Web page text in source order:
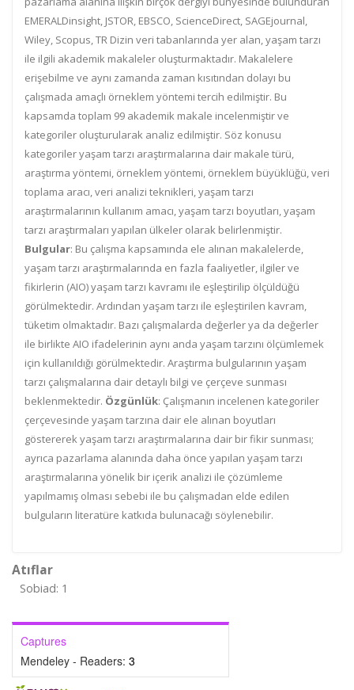
EMERALDinsight, JSTOR, EBSCO, ScienceDirect, SAGEjournal,
Wiley, Scopus, TR Dizin veri tabanlarında yer alan, yaşam tarzı
ile ilgili akademik makaleler oluşturmaktadır. Makalelere
erişebilme ve aynı zamanda zaman kısıtından dolayı bu
çalışmada amaçlı örneklem yöntemi tercih edilmiştir. Bu
kapsamda toplam 99 akademik makale incelenmiştir ve
kategoriler oluşturularak analiz edilmiştir. Söz konusu
kategoriler yaşam tarzı araştırmalarına dair makale türü,
araştırma yöntemi, örneklem yöntemi, örneklem büyüklüğü, veri
toplama aracı, veri analizi teknikleri, yaşam tarzı
araştırmalarının kullanım amacı, yaşam tarzı boyutları, yaşam
tarzı araştırmaları yapılan ülkeler olarak belirlenmiştir.
Bulgular: Bu çalışma kapsamında ele alınan makalelerde,
yaşam tarzı araştırmalarında en fazla faaliyetler, ilgiler ve
fikirlerin (AIO) yaşam tarzı kavramı ile eşleştirilip ölçüldüğü
görülmektedir. Ardından yaşam tarzı ile eşleştirilen kavram,
tüketim olmaktadır. Bazı çalışmalarda değerler ya da değerler
ile birlikte AIO ifadelerinin aynı anda yaşam tarzını ölçümlemek
için kullanıldığı görülmektedir. Araştırma bulgularının yaşam
tarzı çalışmalarına dair detaylı bilgi ve çerçeve sunması
beklenmektedir. Özgünlük: Çalışmanın incelenen kategoriler
çerçevesinde yaşam tarzına dair ele alınan boyutları
göstererek yaşam tarzı araştırmalarına dair bir fikir sunması;
ayrıca pazarlama alanında daha önce yapılan yaşam tarzı
araştırmalarına yönelik bir içerik analizi ile çözümleme
yapılmamış olması sebebi ile bu çalışmadan elde edilen
bulguların literatüre katkıda bulunacağı söylenebilir.
Atıflar
Sobiad: 1
Captures
Mendeley - Readers: 3